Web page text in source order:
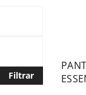
Filtrar